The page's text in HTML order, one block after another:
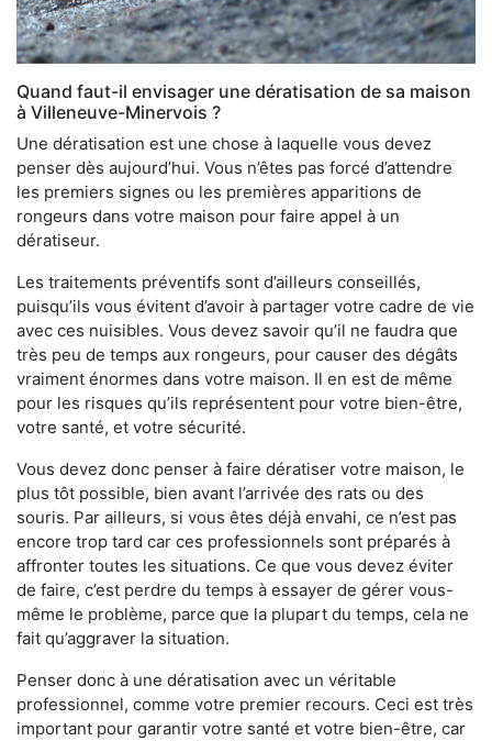
Quand faut-il envisager une dératisation de sa maison
à Villeneuve-Minervois ?
Une dératisation est une chose à laquelle vous devez
penser dès aujourd’hui. Vous n’êtes pas forcé d’attendre
les premiers signes ou les premières apparitions de
rongeurs dans votre maison pour faire appel à un
dératiseur.
Les traitements préventifs sont d’ailleurs conseillés,
puisqu’ils vous évitent d’avoir à partager votre cadre de vie
avec ces nuisibles. Vous devez savoir qu’il ne faudra que
très peu de temps aux rongeurs, pour causer des dégâts
vraiment énormes dans votre maison. Il en est de même
pour les risques qu’ils représentent pour votre bien-être,
votre santé, et votre sécurité.
Vous devez donc penser à faire dératiser votre maison, le
plus tôt possible, bien avant l’arrivée des rats ou des
souris. Par ailleurs, si vous êtes déjà envahi, ce n’est pas
encore trop tard car ces professionnels sont préparés à
affronter toutes les situations. Ce que vous devez éviter
de faire, c’est perdre du temps à essayer de gérer vous-
même le problème, parce que la plupart du temps, cela ne
fait qu’aggraver la situation.
Penser donc à une dératisation avec un véritable
professionnel, comme votre premier recours. Ceci est très
important pour garantir votre santé et votre bien-être, car